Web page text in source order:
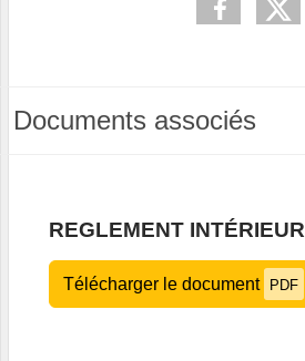
Documents associés
REGLEMENT INTÉRIEUR
Télécharger le document PDF